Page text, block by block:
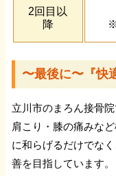
捻
関
2回目以
降
〜最後に〜『快
立川市のまろん接骨
肩こり・膝の痛みな
に和らげるだけでな
善を目指しています。